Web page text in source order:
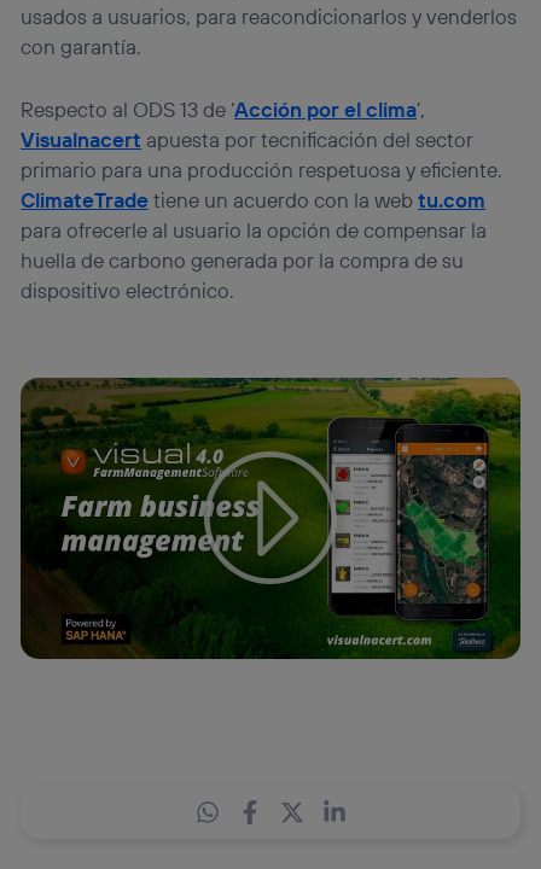
usados a usuarios, para reacondicionarlos y venderlos
con garantía.
Respecto al ODS 13 de ‘Acción por el clima’,
Visualnacert apuesta por tecnificación del sector
primario para una producción respetuosa y eficiente.
ClimateTradetiene un acuerdo con la webtu.com
para ofrecerle al usuario la opción de compensar la
huella de carbono generada por la compra de su
dispositivo electrónico.